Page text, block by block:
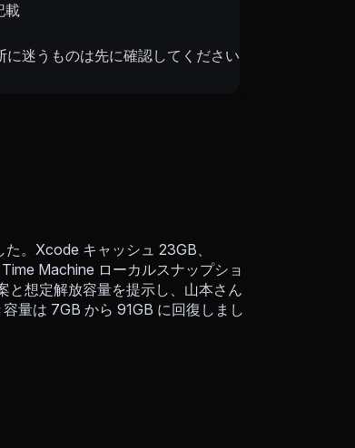
載
迷うものは先に確認してください
。Xcode キャッシュ 23GB、
Machine ローカルスナップショ
と想定解放容量を提示し、山本さん
量は 7GB から 91GB に回復しまし